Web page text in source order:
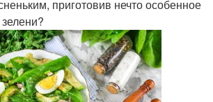
приготовив нечто особенное